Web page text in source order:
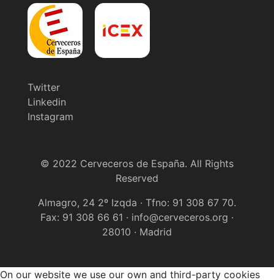
Twitter
Linkedin
Instagram
© 2022 Cerveceros de España. All Rights
Reserved
Almagro, 24 2º Izqda · Tfno: 91 308 67 70.
Fax: 91 308 66 61 · info@cerveceros.org ·
28010 · Madrid
On our website we use our own and third-party cookies